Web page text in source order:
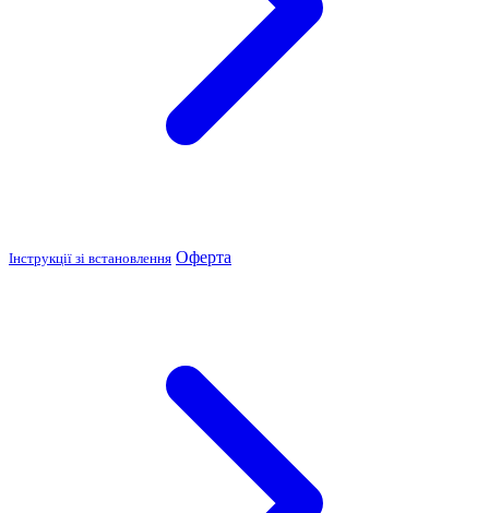
Інструкції зі встановлення Оферта